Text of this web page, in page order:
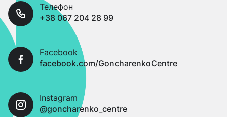
Телефон
+38 067 204 28 99
Facebook
facebook.com/GoncharenkoCentre
Instagram
@goncharenko_centre